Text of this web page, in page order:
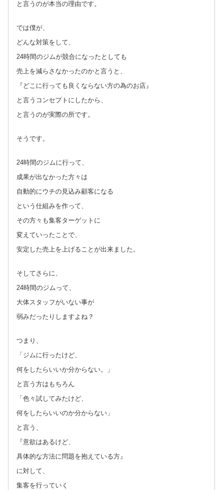
と言うのが本当の理由です。
では僕が、
どんな対策をして、
24時間のジムが競合になったとしても
売上を減らさなかったのかと言うと、
『どこに行っても良くならない方の為のお店』
と言うコンセプトにしたから、
と言うのが実際の所です。
そうです。
24時間のジムに行って、
成果が出なかった方々は
自動的にウチの見込み顧客になる
という仕組みを作って、
その方々も集客ターゲットに
変えていったことで、
安定した売上を上げることが出来ました。
そしてさらに、
24時間のジムって、
大体スタッフがいない事が
弱みだったりしますよね？
つまり、
「ジムに行ったけど、
何をしたらいいか分からない。」
と言う方はもちろん
「色々試してみたけど、
何をしたらいいのか分からない」
と言う、
『意欲はあるけど、
具体的な方法に問題を抱えている方』
に対して、
集客を行っていく